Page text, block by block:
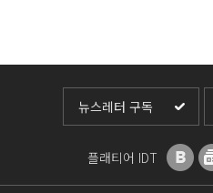
뉴스레터 구독
플래티어 IDT